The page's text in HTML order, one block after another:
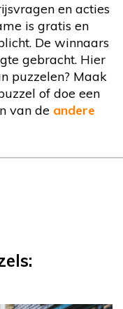
en acties
is gratis en
De winnaars
gebracht. Hier
puzzelen? Maak
of doe een
van de andere